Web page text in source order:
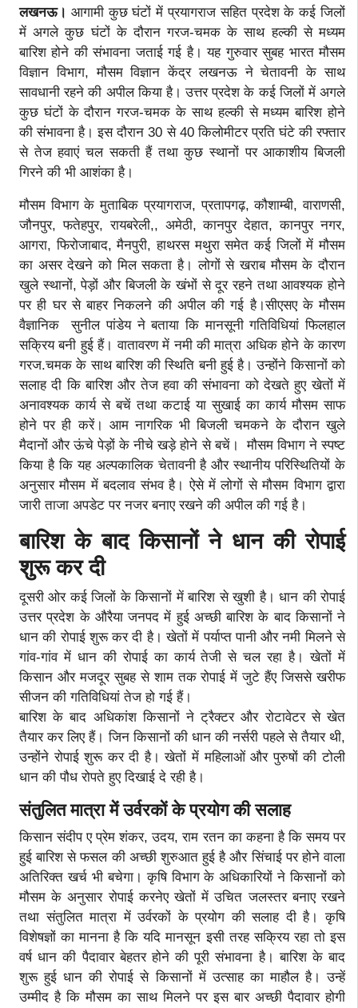
लखनऊ। आगामी कुछ घंटों में प्रयागराज सहित प्रदेश के कई जिलों
में अगले कुछ घंटों के दौरान गरज-चमक के साथ हल्की से मध्यम
बारिश होने की संभावना जताई गई है। यह गुरुवार सुबह भारत मौसम
विज्ञान विभाग, मौसम विज्ञान केंद्र लखनऊ ने चेतावनी के साथ
सावधानी रहने की अपील किया है। उत्तर प्रदेश के कई जिलों में अगले
कुछ घंटों के दौरान गरज-चमक के साथ हल्की से मध्यम बारिश होने
की संभावना है। इस दौरान 30 से 40 किलोमीटर प्रति घंटे की रफ्तार
से तेज हवाएं चल सकती हैं तथा कुछ स्थानों पर आकाशीय बिजली
गिरने की भी आशंका है।
मौसम विभाग के मुताबिक प्रयागराज, प्रतापगढ़, कौशाम्बी, वाराणसी,
जौनपुर, फतेहपुर, रायबरेली,, अमेठी, कानपुर देहात, कानपुर नगर,
आगरा, फिरोजाबाद, मैनपुरी, हाथरस मथुरा समेत कई जिलों में मौसम
का असर देखने को मिल सकता है। लोगों से खराब मौसम के दौरान
खुले स्थानों, पेड़ों और बिजली के खंभों से दूर रहने तथा आवश्यक होने
पर ही घर से बाहर निकलने की अपील की गई है।सीएसए के मौसम
वैज्ञानिक सुनील पांडेय ने बताया कि मानसूनी गतिविधियां फिलहाल
सक्रिय बनी हुई हैं। वातावरण में नमी की मात्रा अधिक होने के कारण
गरज.चमक के साथ बारिश की स्थिति बनी हुई है। उन्होंने किसानों को
सलाह दी कि बारिश और तेज हवा की संभावना को देखते हुए खेतों में
अनावश्यक कार्य से बचें तथा कटाई या सुखाई का कार्य मौसम साफ
होने पर ही करें। आम नागरिक भी बिजली चमकने के दौरान खुले
मैदानों और ऊंचे पेड़ों के नीचे खड़े होने से बचें। मौसम विभाग ने स्पष्ट
किया है कि यह अल्पकालिक चेतावनी है और स्थानीय परिस्थितियों के
अनुसार मौसम में बदलाव संभव है। ऐसे में लोगों से मौसम विभाग द्वारा
जारी ताजा अपडेट पर नजर बनाए रखने की अपील की गई है।
बारिश के बाद किसानों ने धान की रोपाई
शुरू कर दी
दूसरी ओर कई जिलों के किसानों में बारिश से खुशी है। धान की रोपाई
उत्तर प्रदेश के औरैया जनपद में हुई अच्छी बारिश के बाद किसानों ने
धान की रोपाई शुरू कर दी है। खेतों में पर्याप्त पानी और नमी मिलने से
गांव-गांव में धान की रोपाई का कार्य तेजी से चल रहा है। खेतों में
किसान और मजदूर सुबह से शाम तक रोपाई में जुटे हैंए जिससे खरीफ
सीजन की गतिविधियां तेज हो गई हैं।
बारिश के बाद अधिकांश किसानों ने ट्रैक्टर और रोटावेटर से खेत
तैयार कर लिए हैं। जिन किसानों की धान की नर्सरी पहले से तैयार थी,
उन्होंने रोपाई शुरू कर दी है। खेतों में महिलाओं और पुरुषों की टोली
धान की पौध रोपते हुए दिखाई दे रही है।
संतुलित मात्रा में उर्वरकों के प्रयोग की सलाह
किसान संदीप ए प्रेम शंकर, उदय, राम रतन का कहना है कि समय पर
हुई बारिश से फसल की अच्छी शुरुआत हुई है और सिंचाई पर होने वाला
अतिरिक्त खर्च भी बचेगा। कृषि विभाग के अधिकारियों ने किसानों को
मौसम के अनुसार रोपाई करनेए खेतों में उचित जलस्तर बनाए रखने
तथा संतुलित मात्रा में उर्वरकों के प्रयोग की सलाह दी है। कृषि
विशेषज्ञों का मानना है कि यदि मानसून इसी तरह सक्रिय रहा तो इस
वर्ष धान की पैदावार बेहतर होने की पूरी संभावना है। बारिश के बाद
शुरू हुई धान की रोपाई से किसानों में उत्साह का माहौल है। उन्हें
उम्मीद है कि मौसम का साथ मिलने पर इस बार अच्छी पैदावार होगी